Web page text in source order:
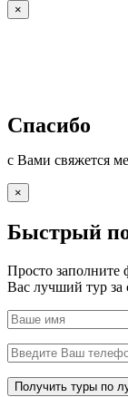
×
Спасибо
с Вами свяжется
×
Быстрый
Просто заполните
Вас лучший тур